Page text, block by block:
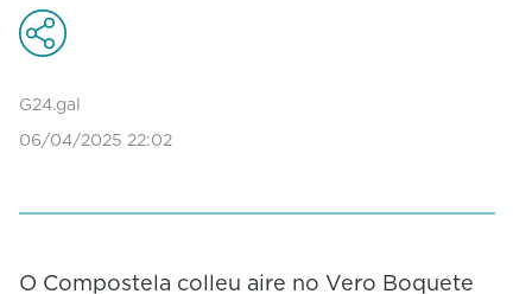
c
o
d
o
m
u
G24.gal
06/04/2025 22:02
O Compostela colleu aire no Vero Boquete